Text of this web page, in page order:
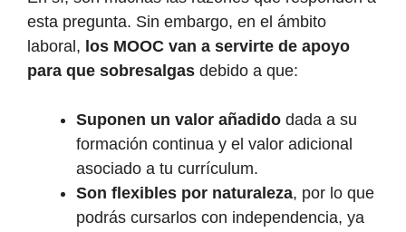
esta pregunta. Sin embargo, en el ámbito
laboral, los MOOC van a servirte de apoyo
para que sobresalgas debido a que:
Suponen un valor añadido dada a su
formación continua y el valor adicional
asociado a tu currículum.
Son flexibles por naturaleza, por lo que
podrás cursarlos con independencia, ya